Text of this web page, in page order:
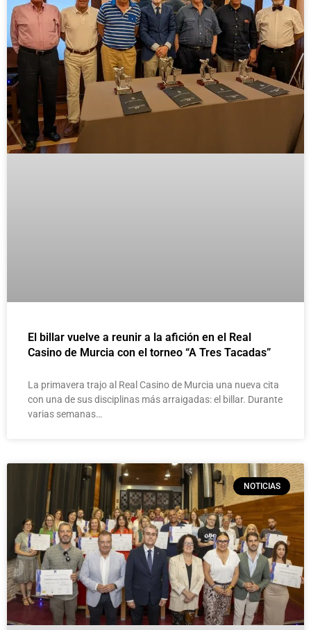
El billar vuelve a reunir a la afición en el Real
Casino de Murcia con el torneo “A Tres Tacadas”
La primavera trajo al Real Casino de Murcia una nueva cita
con una de sus disciplinas más arraigadas: el billar. Durante
varias semanas…
NOTICIAS